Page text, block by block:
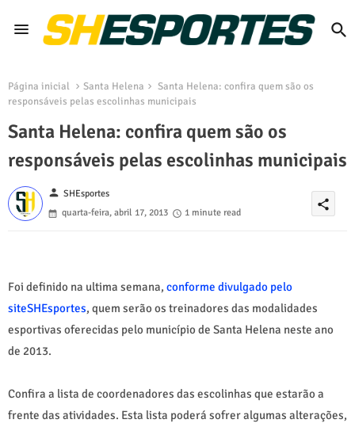
Página inicial Santa Helena
Santa Helena: confira quem são os
responsáveis pelas escolinhas municipais
Santa Helena: confira quem são os
responsáveis pelas escolinhas municipais
person SHEsportes
quarta-feira, abril 17, 2013
1 minute read
share
Foi definido na ultima semana, conforme divulgado pelo
siteSHEsportes, quem serão os treinadores das modalidades
esportivas oferecidas pelo município de Santa Helena neste ano
de 2013.
Confira a lista de coordenadores das escolinhas que estarão a
frente das atividades. Esta lista poderá sofrer algumas alterações,